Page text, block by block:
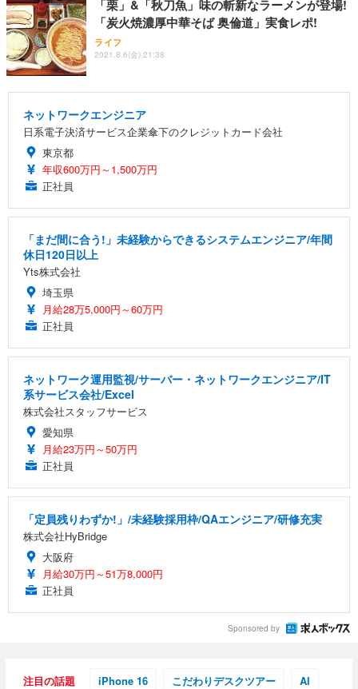
「栗」&「秋刀魚」味の斬新なラーメンが登場!
「炭火焼濃厚中華そば 奥倫道」実食レポ!
ライフ
2021.8.6(金) 21:38
ネットワークエンジニア
日系電子決済サービス企業傘下のクレジットカード会社
東京都
年収600万円～1,500万円
正社員
「まだ間に合う!」未経験からできるシステムエンジニア/年間
休日120日以上
Yts株式会社
埼玉県
月給28万5,000円～60万円
正社員
ネットワーク運用監視/サーバー・ネットワークエンジニア/IT
系サービス会社/Excel
株式会社スタッフサービス
愛知県
月給23万円～50万円
正社員
「定員残りわずか!」/未経験採用枠/QAエンジニア/研修充実
株式会社HyBridge
大阪府
月給30万円～51万8,000円
正社員
Sponsored by
注目の話題 iPhone 16 こだわりデスクツアー AI